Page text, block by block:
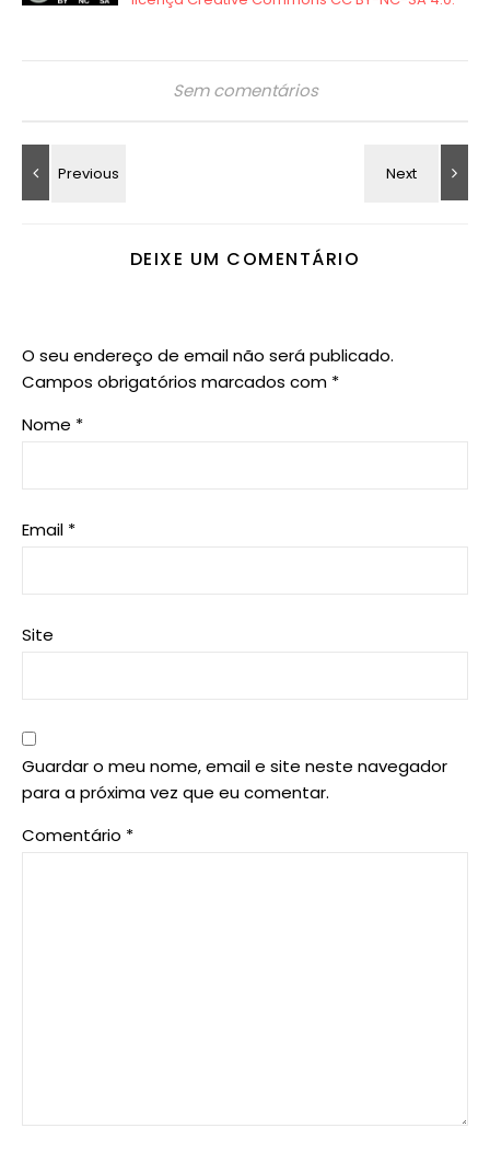
Sem comentários
DEIXE UM COMENTÁRIO
O seu endereço de email não será publicado.
Campos obrigatórios marcados com *
Nome *
Email *
Site
Guardar o meu nome, email e site neste navegador
para a próxima vez que eu comentar.
Comentário *